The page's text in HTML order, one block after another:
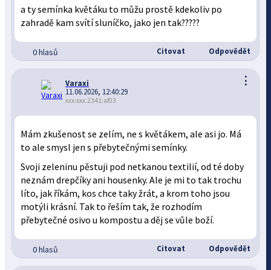
a ty semínka květáku to můžu prostě kdekoliv po
zahradě kam svítí sluníčko, jako jen tak?????
0 hlasů Citovat Odpovědět
⋮
Varaxi
11.06.2026, 12:40:29
xxx:xxx.2341:af03
Mám zkušenost se zelím, ne s květákem, ale asi jo. Má
to ale smysl jen s přebytečnými semínky.
Svoji zeleninu pěstuji pod netkanou textilií, od té doby
neznám drepčíky ani housenky. Ale je mi to tak trochu
líto, jak říkám, kos chce taky žrát, a krom toho jsou
motýli krásní. Tak to řeším tak, že rozhodím
přebytečné osivo u kompostu a děj se vůle boží.
0 hlasů Citovat Odpovědět